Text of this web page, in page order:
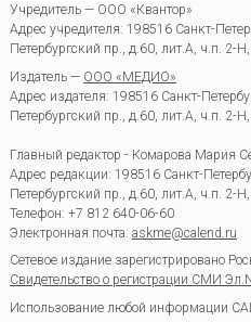
Учредитель — ООО «Квантор»
Адрес учредителя: 198516 Санкт-
Петербургский пр., д.60, лит.А, ч.п. 2-
Издатель — ООО «МЕДИО»
Адрес издателя: 198516 Санкт-
Петербургский пр., д.60, лит.А, ч.п. 2-
Главный редактор - Комарова Мария
Адрес редакции: 198516 Санкт-
Петербургский пр., д.60, лит.А, ч.п. 2-
Телефон: +7 812 640-06-60
Электронная почта: askme@calend.ru
Сетевое издание зарегистрировано
Свидетельство о регистрации СМИ
Использование любой информации